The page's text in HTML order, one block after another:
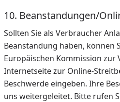
10. Beanstandungen/
Sollten Sie als Verbraucher
Beanstandung haben, können
Europäischen Kommission
Internetseite zur Online-
Beschwerde eingeben. Ihre
uns weitergeleitet. Bitte rufen